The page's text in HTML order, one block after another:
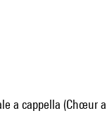
a cappella (Chœur